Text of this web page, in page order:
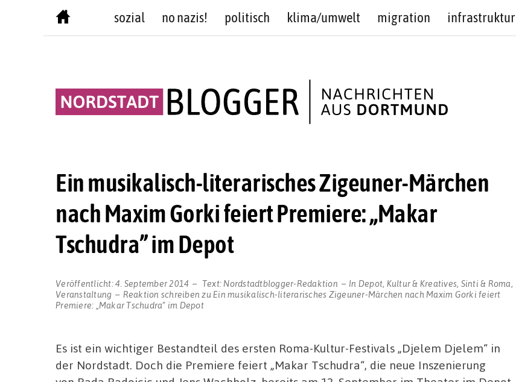
sozial no nazis! politisch klima/umwelt migration infrastruktur
Ein musikalisch-literarisches Zigeuner-Märchen
nach Maxim Gorki feiert Premiere: „Makar
Tschudra” im Depot
Veröffentlicht:4. September 2014 Text: Nordstadtblogger-Redaktion In Depot Kultur & Kreatives Sinti & Roma
Veranstaltung
Reaktion schreiben zu Ein musikalisch-literarisches Zigeuner-Märchen nach Maxim Gorki feiert
Premiere: „Makar Tschudra” im Depot
Es ist ein wichtiger Bestandteil des ersten Roma-Kultur-Festivals „Djelem Djelem“ in
der Nordstadt. Doch die Premiere feiert „Makar Tschudra“, die neue Inszenierung